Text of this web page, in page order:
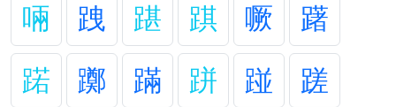
啢
跩 踸 踑 噘
躇
蹃
躑 蹣 跰 踫
蹉